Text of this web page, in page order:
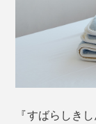
『すばらしき